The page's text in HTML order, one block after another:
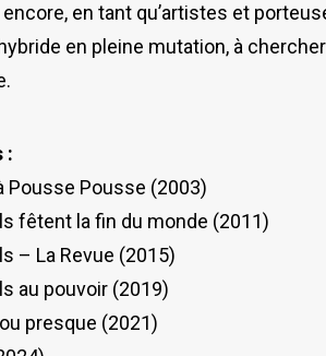
encore, en tant qu’artistes et
en pleine mutation, à
:
Pousse Pousse (2003)
fêtent la fin du monde (2011)
– La Revue (2015)
au pouvoir (2019)
presque (2021)